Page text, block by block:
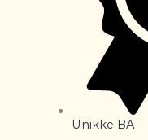
Unikke BA